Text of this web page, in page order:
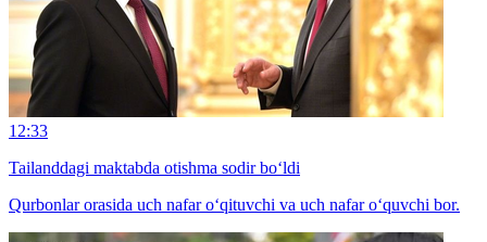
12:33
Tailanddagi maktabda otishma sodir bo‘ldi
Qurbonlar orasida uch nafar o‘qituvchi va uch nafar o‘quvchi bor.